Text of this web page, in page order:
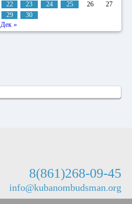
22 23 24 25 26
27
29
30
Дек »
8(861)268-09-45
info@kubanombudsman.org